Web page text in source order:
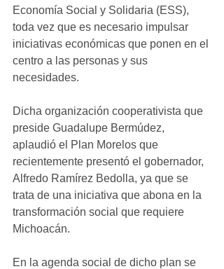
Economía Social y Solidaria (ESS),
toda vez que es necesario impulsar
iniciativas económicas que ponen en el
centro a las personas y sus
necesidades.
Dicha organización cooperativista que
preside Guadalupe Bermúdez,
aplaudió el Plan Morelos que
recientemente presentó el gobernador,
Alfredo Ramírez Bedolla, ya que se
trata de una iniciativa que abona en la
transformación social que requiere
Michoacán.
En la agenda social de dicho plan se